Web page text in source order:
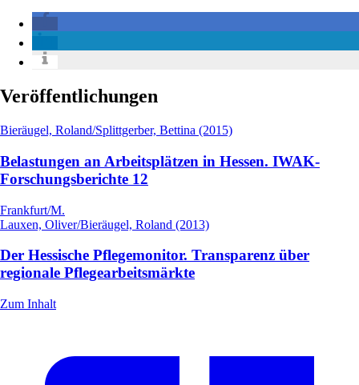
Veröffentlichungen
Bieräugel, Roland/Splittgerber, Bettina (2015)
Belastungen an Arbeitsplätzen in Hessen. IWAK-
Forschungsberichte 12
Frankfurt/M.
Lauxen, Oliver/Bieräugel, Roland (2013)
Der Hessische Pflegemonitor. Transparenz über
regionale Pflegearbeitsmärkte
Zum Inhalt